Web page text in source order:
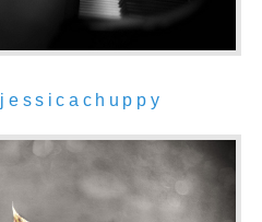
jessicachuppy